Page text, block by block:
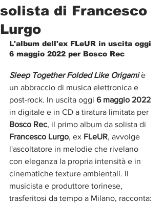
solista di Francesco
Lurgo
L'album dell'ex FLeUR in uscita oggi
6 maggio 2022 per Bosco Rec
Sleep Together Folded Like Origami è
un abbraccio di musica elettronica e
post-rock. In uscita oggi 6 maggio 2022
in digitale e in CD a tiratura limitata per
Bosco Rec, il primo album da solista di
Francesco Lurgo, ex FLeUR, avvolge
l'ascoltatore in melodie che rivelano
con eleganza la propria intensità e in
cinematiche texture ambientali. Il
musicista e produttore torinese,
trasferitosi da tempo a Milano, racconta: